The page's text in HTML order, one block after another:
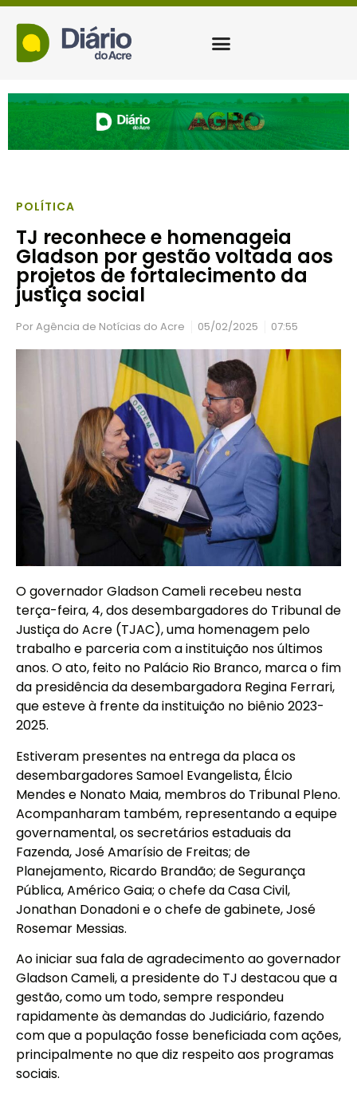
POLÍTICA
TJ reconhece e homenageia
Gladson por gestão voltada aos
projetos de fortalecimento da
justiça social
PorAgência de Notícias do Acre 05/02/2025 07:55
O governador Gladson Cameli recebeu nesta
terça-feira, 4, dos desembargadores do Tribunal de
Justiça do Acre (TJAC), uma homenagem pelo
trabalho e parceria com a instituição nos últimos
anos. O ato, feito no Palácio Rio Branco, marca o fim
da presidência da desembargadora Regina Ferrari,
que esteve à frente da instituição no biênio 2023-
2025.
Estiveram presentes na entrega da placa os
desembargadores Samoel Evangelista, Élcio
Mendes e Nonato Maia, membros do Tribunal Pleno.
Acompanharam também, representando a equipe
governamental, os secretários estaduais da
Fazenda, José Amarísio de Freitas; de
Planejamento, Ricardo Brandão; de Segurança
Pública, Américo Gaia; o chefe da Casa Civil,
Jonathan Donadoni e o chefe de gabinete, José
Rosemar Messias.
Ao iniciar sua fala de agradecimento ao governador
Gladson Cameli, a presidente do TJ destacou que a
gestão, como um todo, sempre respondeu
rapidamente às demandas do Judiciário, fazendo
com que a população fosse beneficiada com ações,
principalmente no que diz respeito aos programas
sociais.